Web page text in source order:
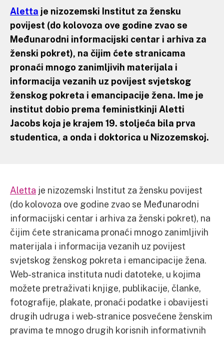
Aletta je nizozemski Institut za žensku
povijest (do kolovoza ove godine zvao se
Međunarodni informacijski centar i arhiva za
ženski pokret), na čijim ćete stranicama
pronaći mnogo zanimljivih materijala i
informacija vezanih uz povijest svjetskog
ženskog pokreta i emancipacije žena. Ime je
institut dobio prema feministkinji Aletti
Jacobs koja je krajem 19. stoljeća bila prva
studentica, a onda i doktorica u Nizozemskoj.
Aletta je nizozemski Institut za žensku povijest
(do kolovoza ove godine zvao se Međunarodni
informacijski centar i arhiva za ženski pokret), na
čijim ćete stranicama pronaći mnogo zanimljivih
materijala i informacija vezanih uz povijest
svjetskog ženskog pokreta i emancipacije žena.
Web-stranica instituta nudi datoteke, u kojima
možete pretraživati knjige, publikacije, članke,
fotografije, plakate, pronaći podatke i obavijesti
drugih udruga i web-stranice posvećene ženskim
pravima te mnogo drugih korisnih informativnih